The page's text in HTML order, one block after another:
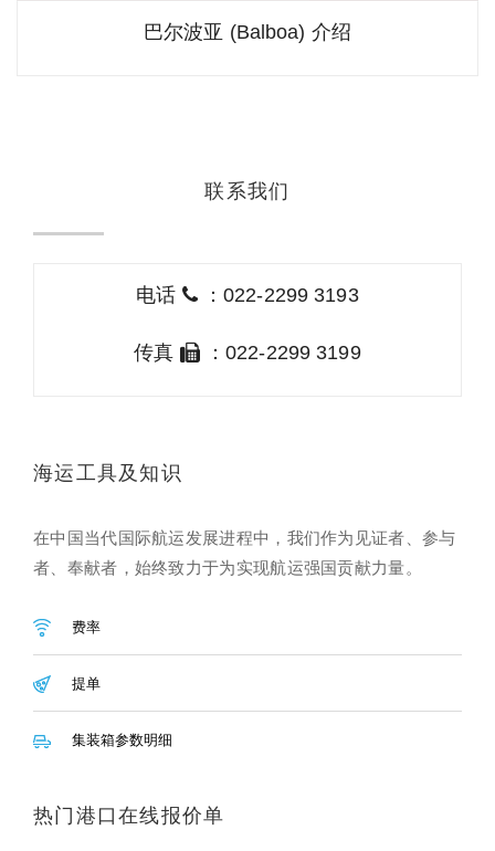
巴尔波亚 (Balboa) 介绍
联系我们
电话 ：022-2299 3193
传真 ：022-2299 3199
海运工具及知识
在中国当代国际航运发展进程中，我们作为见证者、参与
者、奉献者，始终致力于为实现航运强国贡献力量。
费率
提单
集装箱参数明细
热门港口在线报价单